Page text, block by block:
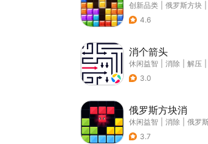
创新品类 俄罗斯方块
4.6
消个箭头
休闲益智 消除 解压
3.0
俄罗斯方块消
休闲益智 消除
俄罗
3.7